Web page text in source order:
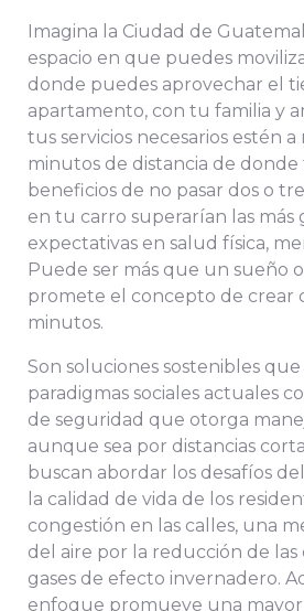
Imagina la Ciudad de
espacio en que puedes
donde puedes aprovechar el
apartamento, con tu familia y
tus servicios necesarios estén a
minutos de distancia de
beneficios de no pasar dos o
en tu carro superarían las más
expectativas en salud física,
Puede ser más que un sueño
promete el concepto de crear
minutos.
Son soluciones sostenibles
paradigmas sociales actuales
de seguridad que otorga
aunque sea por distancias
buscan abordar los desafíos
la calidad de vida de los
congestión en las calles, una
del aire por la reducción de las
gases de efecto invernadero.
enfoque promueve una mayor